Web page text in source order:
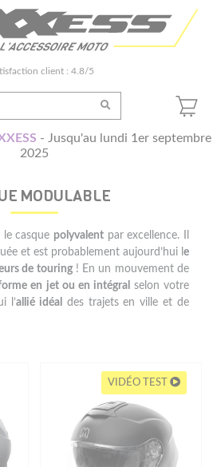
client : 4.8/5
- Jusqu'au lundi 1er septembre
2025
MODULABLE
le casque polyvalent par excellence. Il
et est probablement aujourd’hui l e
de touring! En un mouvement de
en jet ou en intégral selon votre
l’allié idéal des trajets en ville et de
VIDÉO TEST